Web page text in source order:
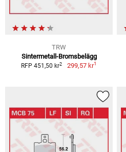
TRW
Sintermetall-Bromsbelägg
RFP 451,50 kr2 299,57 kr1